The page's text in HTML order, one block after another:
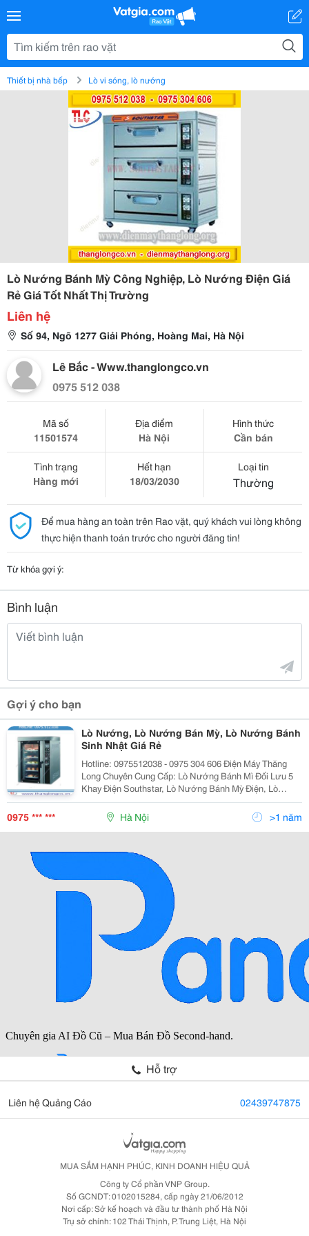
Thiết bị nhà bếp Lò vi sóng, lò nướng
Lò Nướng Bánh Mỳ Công Nghiệp, Lò Nướng Điện Giá
Rẻ Giá Tốt Nhất Thị Trường
Liên hệ
Số 94, Ngõ 1277 Giải Phóng, Hoàng Mai, Hà Nội
Lê Bắc - Www.thanglongco.vn
0975 512 038
Mã số
11501574
Địa điểm
Hà Nội
Hình thức
Cần bán
Tình trạng
Hàng mới
Hết hạn
18/03/2030
Loại tin
Thường
Để mua hàng an toàn trên Rao vặt, quý khách vui lòng không
thực hiện thanh toán trước cho người đăng tin!
Từ khóa gợi ý:
Bình luận
Gợi ý cho bạn
Lò Nướng, Lò Nướng Bán Mỳ, Lò Nướng Bánh
Sinh Nhật Giá Rẻ
Hotline: 0975512038 - 0975 304 606 Điện Máy Thăng
Long Chuyên Cung Cấp: Lò Nướng Bánh Mì Đối Lưu 5
Khay Điện Southstar, Lò Nướng Bánh Mỳ Điện, Lò
Nướng Bánh Đối Lưu, Lò Nướng Bánh Mỳ Đối Lưu 8
Khay Southstar, Lo Nuong Banh Mi, Lo Nuong Banh My,
0975 *** *** Hà Nội >1 năm
Hỗ trợ
Liên hệ Quảng Cáo 02439747875
MUA SẮM HẠNH PHÚC, KINH DOANH HIỆU QUẢ
Công ty Cổ phần VNP Group.
Số GCNDT: 0102015284, cấp ngày 21/06/2012
Nơi cấp: Sở kế hoạch và đầu tư thành phố Hà Nội
Trụ sở chính: 102 Thái Thịnh, P. Trung Liệt, Hà Nội